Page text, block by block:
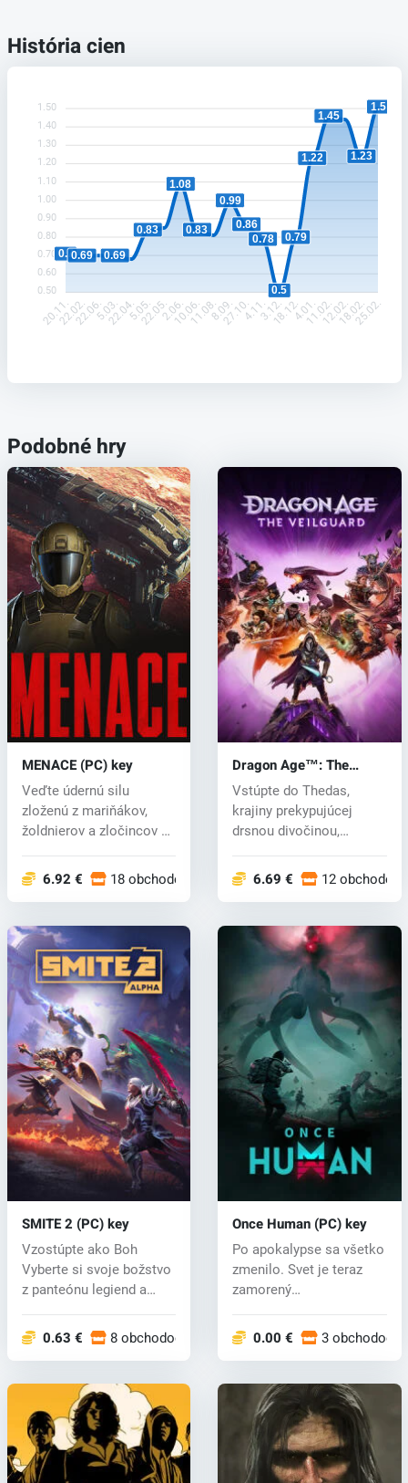
História cien
1.50
1.40
1.30
1.20
1.10
1.00
0.90
0.80
0.70
0.60
0.50
0.70.69 0.69
0.83
1.08
0.83
0.99
0.86
0.78
0.5
0.79
1.22
1.45
1.23
1.5
20.11.22.02.22.06.5.03.22.04.5.05.22.05.2.06.10.06.11.08.8.09.27.10.4.11.3.12.18.12.4.01.11.02.12.02.18.02.25.02.
Podobné hry
MENACE (PC) key
Veďte údernú silu
zloženú z mariňákov,
žoldnierov a zločincov v
6.92 € 18 obchodoch
Dragon Age™: The
Veilguard (PC) key
Vstúpte do Thedas,
krajiny prekypujúcej
drsnou divočinou,
6.69 € 12 obchodoch
SMITE 2 (PC) key
Vzostúpte ako Boh
Vyberte si svoje božstvo
z panteónu legiend a
0.63 € 8 obchodoch
Once Human (PC) key
Po apokalypse sa všetko
zmenilo. Svet je teraz
zamorený
0.00 € 3 obchodoch